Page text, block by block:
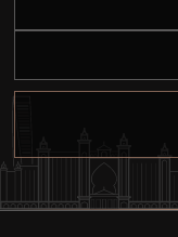
الوكلاء
من نحن